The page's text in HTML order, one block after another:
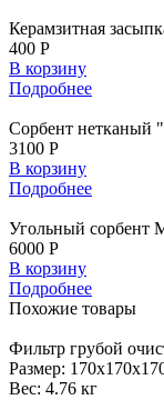
Керамзитная
400 Р
В корзину
Подробнее
Сорбент
3100 Р
В корзину
Подробнее
Угольный сорбент
6000 Р
В корзину
Подробнее
Похожие товары
Фильтр грубой
Размер:
Вес: 4.76 кг